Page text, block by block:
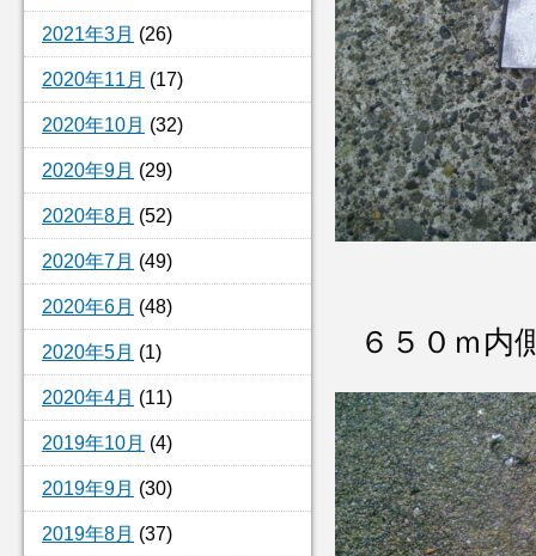
2021年3月 (26)
2020年11月 (17)
2020年10月 (32)
2020年9月 (29)
2020年8月 (52)
2020年7月 (49)
2020年6月 (48)
2020年5月 (1)
2020年4月 (11)
2019年10月 (4)
2019年9月 (30)
2019年8月 (37)
６５０ｍ